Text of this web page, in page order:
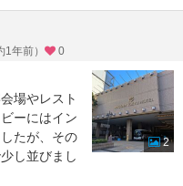
年前） 0
場やレスト
ーにはイン
たが、その
し並びまし
2